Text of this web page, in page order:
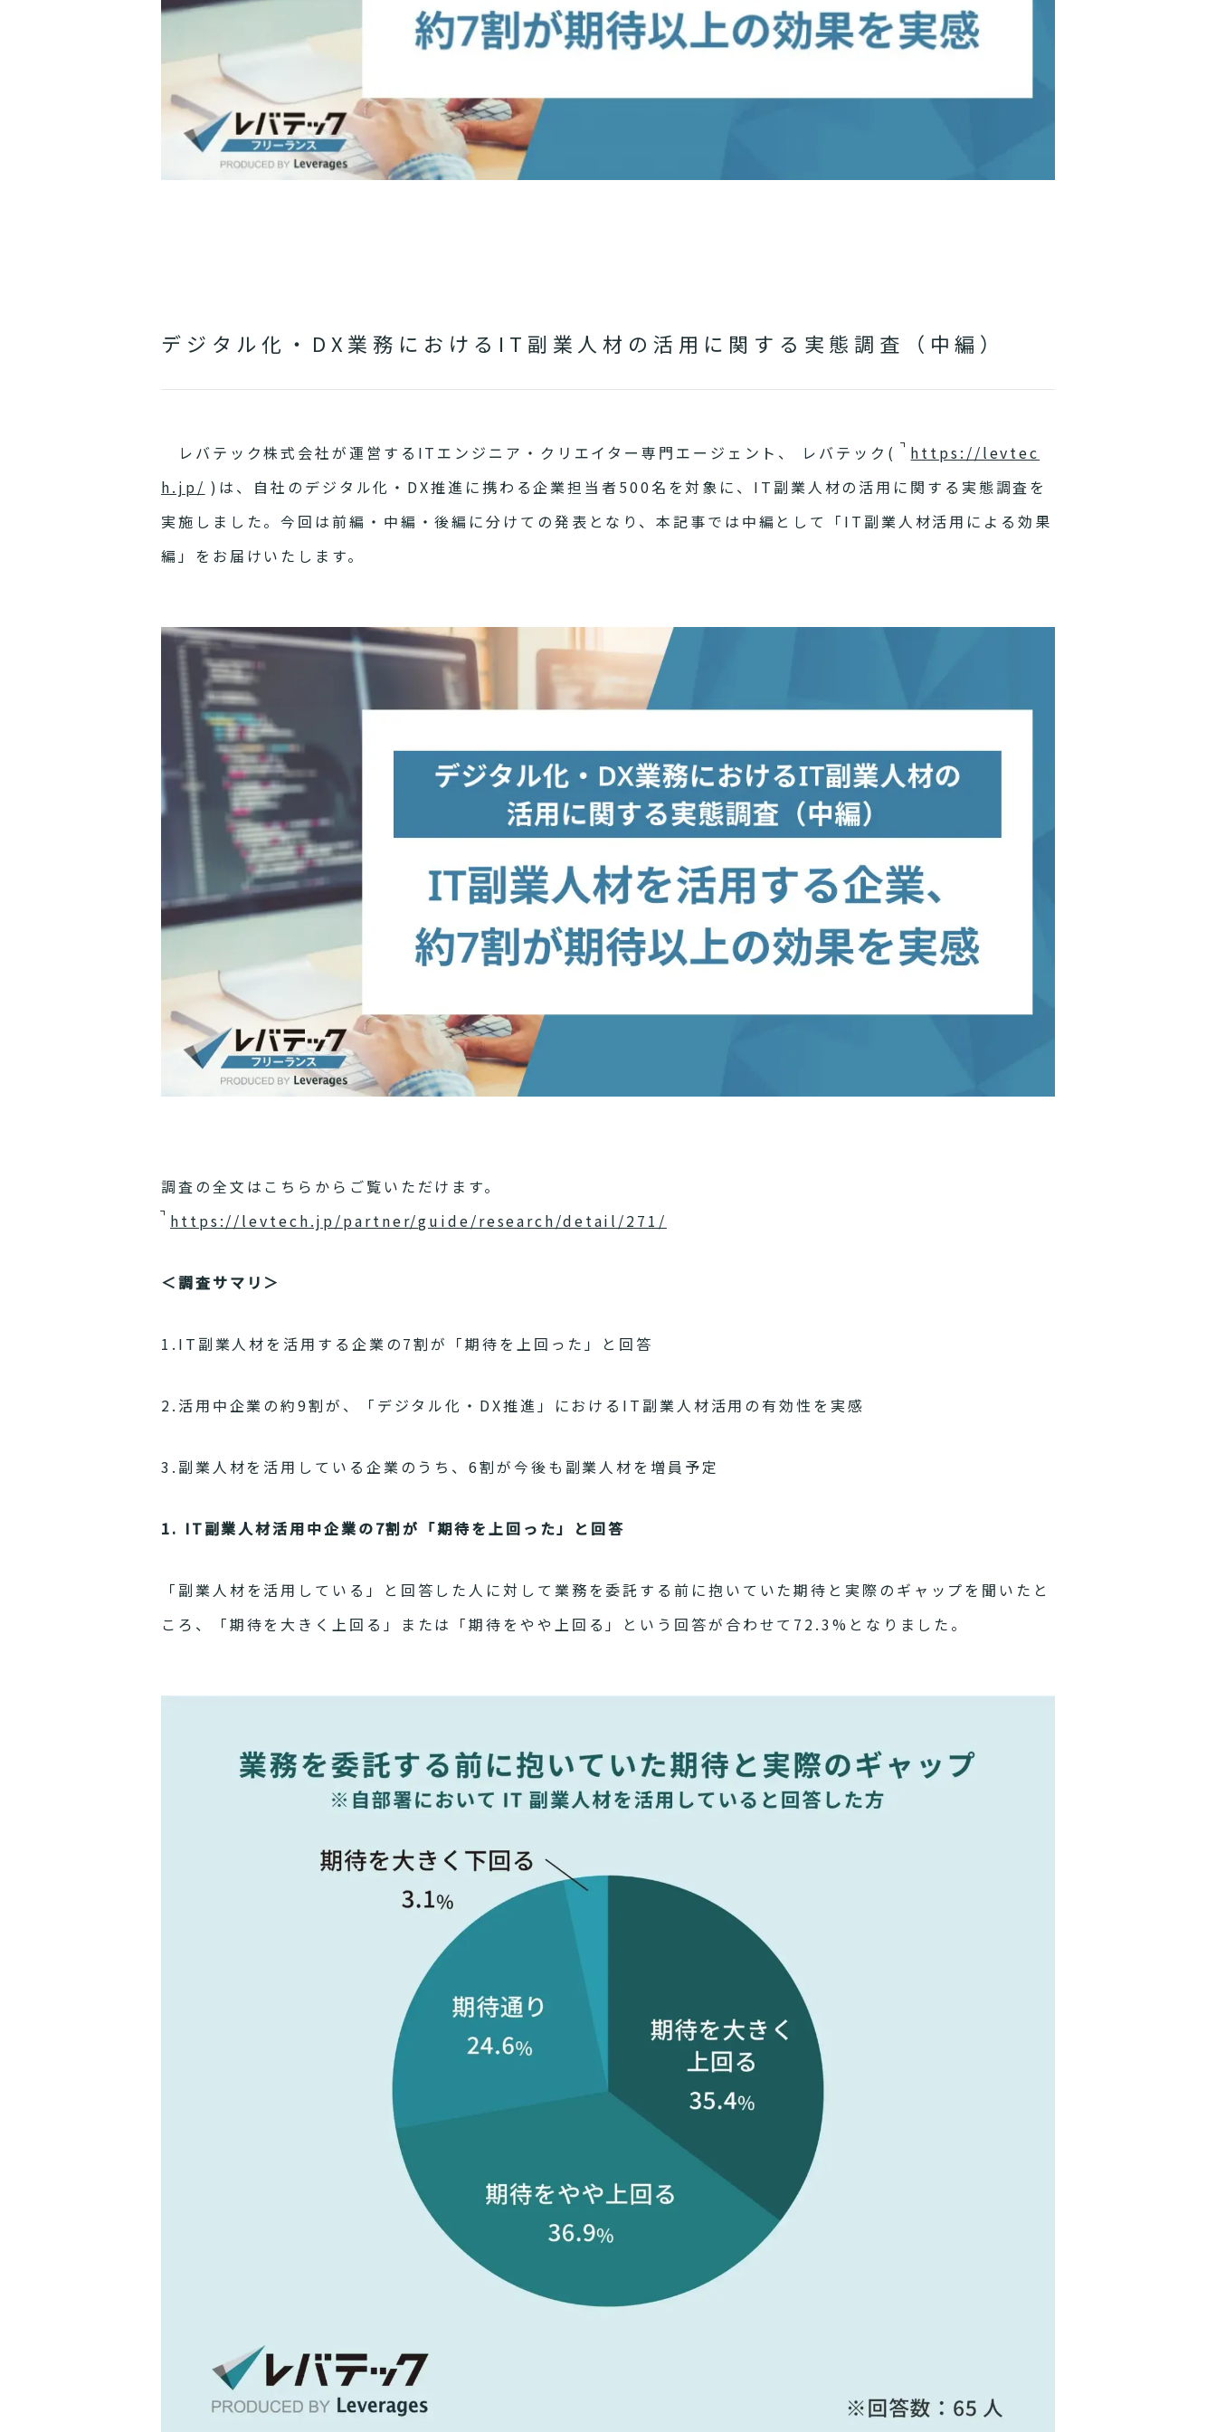
デジタル化・DX業務におけるIT副業人材の活用に関する実態調査（中編）
レバテック株式会社が運営するITエンジニア・クリエイター専門エージェント、 レバテック(
https://levtec
h.jp/ )は、自社のデジタル化・DX推進に携わる企業担当者500名を対象に、IT副業人材の活用に関する実態調査を
実施しました。今回は前編・中編・後編に分けての発表となり、本記事では中編として「IT副業人材活用による効果
編」をお届けいたします。
調査の全文はこちらからご覧いただけます。
https://levtech.jp/partner/guide/research/detail/271/
＜調査サマリ＞
1.IT副業人材を活用する企業の7割が「期待を上回った」と回答
2.活用中企業の約9割が、「デジタル化・DX推進」におけるIT副業人材活用の有効性を実感
3.副業人材を活用している企業のうち、6割が今後も副業人材を増員予定
1. IT副業人材活用中企業の7割が「期待を上回った」と回答
「副業人材を活用している」と回答した人に対して業務を委託する前に抱いていた期待と実際のギャップを聞いたと
ころ、「期待を大きく上回る」または「期待をやや上回る」という回答が合わせて72.3%となりました。